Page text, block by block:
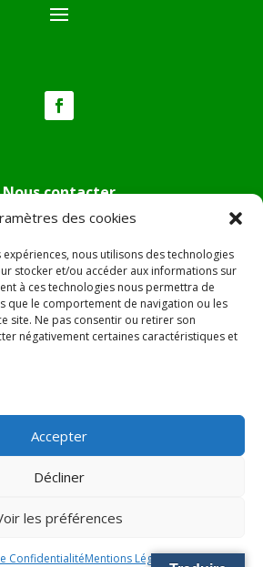
des cookies
nous utilisons des technologies
stocker et/ou accéder aux informations sur
à ces technologies nous permettra de
que le comportement de navigation ou les
site. Ne pas consentir ou retirer son
négativement certaines caractéristiques et
Accepter
Décliner
les préférences
ConfidentialitéMentions Légales
Nous contacter
Tél :04.95.36.24.02
Hôtel de ville de Pietra di Verde
Le village
Pietra di Verde
Di Verde – Réalisation